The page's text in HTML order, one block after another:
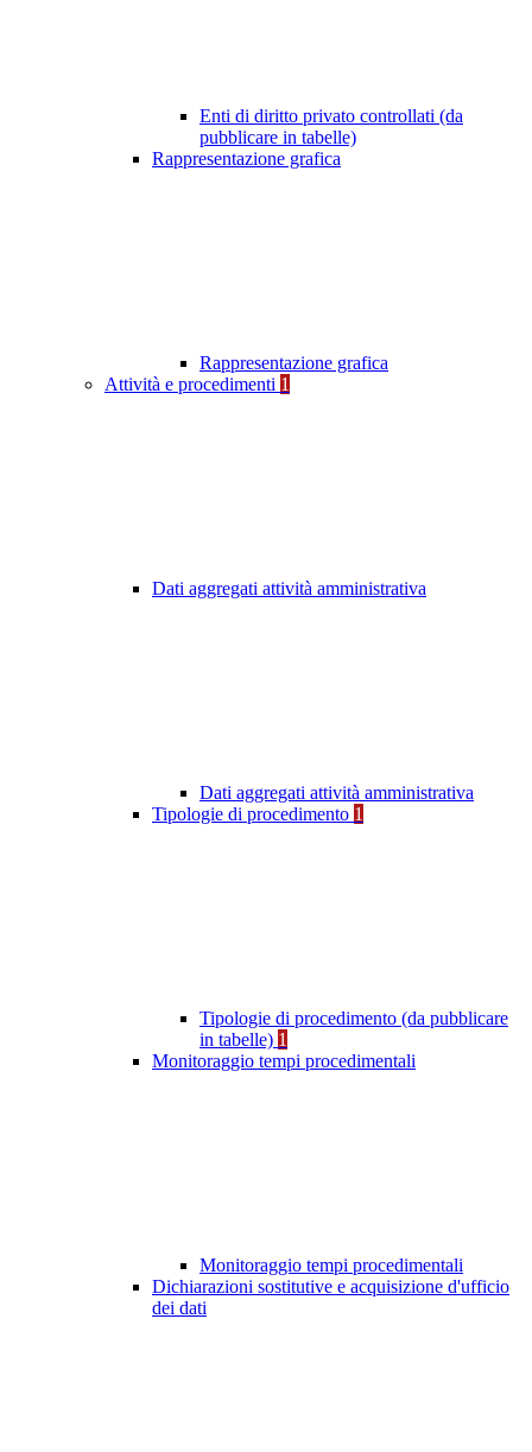
Enti di diritto privato controllati (da
pubblicare in tabelle)
Rappresentazione grafica
Rappresentazione grafica
Attività e procedimenti 1
Dati aggregati attività amministrativa
Dati aggregati attività amministrativa
Tipologie di procedimento 1
Tipologie di procedimento (da pubblicare
in tabelle) 1
Monitoraggio tempi procedimentali
Monitoraggio tempi procedimentali
Dichiarazioni sostitutive e acquisizione d'ufficio
dei dati